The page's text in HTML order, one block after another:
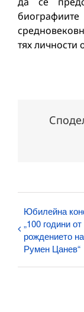
тях личности
Юбилейна
„100 години от
рождението
Румен Цанев“